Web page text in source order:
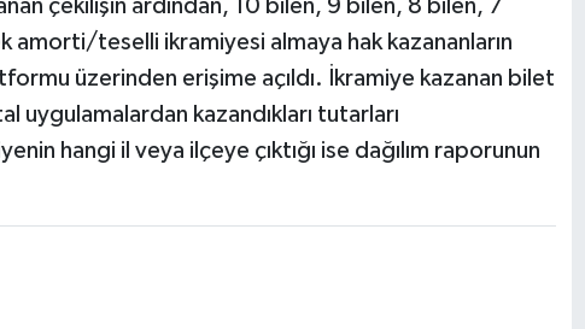
çekilişin ardından, 10 bilen, 9 bilen, 8 bilen, 7
amorti/teselli ikramiyesi almaya hak kazananların
üzerinden erişime açıldı. İkramiye kazanan bilet
uygulamalardan kazandıkları tutarları
hangi il veya ilçeye çıktığı ise dağılım raporunun